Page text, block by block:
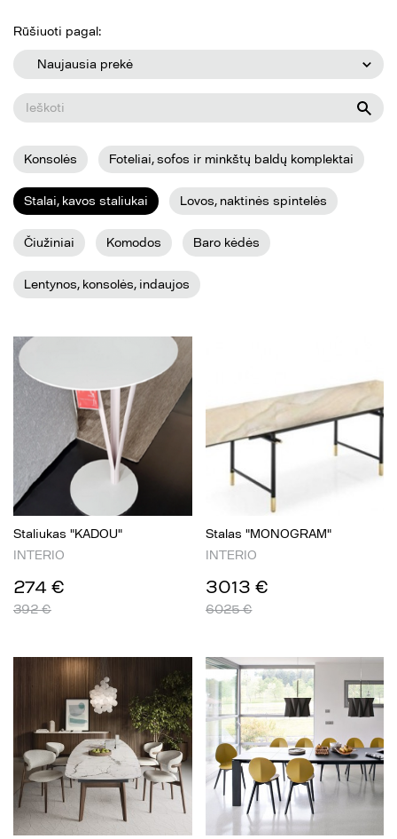
Rūšiuoti pagal:
Naujausia prekė
Konsolės Foteliai, sofos ir minkštų baldų komplektai
Stalai, kavos staliukai Lovos, naktinės spintelės
Čiužiniai Komodos Baro kėdės
Lentynos, konsolės, indaujos
Staliukas "KADOU"
INTERIO
274 €
392 €
Stalas "MONOGRAM"
INTERIO
3013 €
6025 €